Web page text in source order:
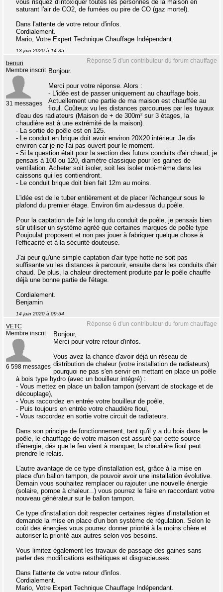
vous risquez d'intoxiquer toutes les personnes de la maison en
saturant l'air de CO2, de fumées ou pire de CO (gaz mortel).
Dans l'attente de votre retour d'infos.
Cordialement.
Mario, Votre Expert Technique Chauffage Indépendant.
13 juin 2020 à 14:35
Réponse 5 d'un contributeur du forum chauffage
benuri
Membre inscrit
31 messages
Bonjour.
Merci pour votre réponse. Alors :
- L'idée est de passer uniquement au chauffage bois.
Actuellement une partie de ma maison est chauffée au
fioul. Coûteux vu les distances parcourues par les tuyaux
d'eau des radiateurs (Maison de + de 300m² sur 3 étages, la
chaudière est à une extrémité de la maison).
- La sortie de poêle est en 125.
- Le conduit en brique doit avoir environ 20X20 intérieur. Je dis
environ car je ne l'ai pas ouvert pour le moment.
- Si la question était pour la section des futurs conduits d'air chaud, je
pensais à 100 ou 120, diamètre classique pour les gaines de
ventilation. Acheter soit isoler, soit les isoler moi-même dans les
caissons qui les contiendront.
- Le conduit brique doit bien fait 12m au moins.
L'idée est de le tuber entièrement et de placer l'échangeur sous le
plafond du premier étage. Environ 6m au-dessus du poêle.
Pour la captation de l'air le long du conduit de poêle, je pensais bien
sûr utiliser un système agréé que certaines marques de poêle type
Poujoulat proposent et non pas jouer à fabriquer quelque chose à
l'efficacité et à la sécurité douteuse.
J'ai peur qu'une simple captation d'air type hotte ne soit pas
suffisante vu les distances à parcourir, ensuite dans les conduits d'air
chaud. De plus, la chaleur directement produite par le poêle chauffe
déjà une bonne partie de l'étage.
Cordialement.
Benjamin
14 juin 2020 à 09:54
Réponse 6 d'un contributeur du forum chauffage
VETC
Membre inscrit
6 598 messages
Bonjour,
Merci pour votre retour d'infos.
Vous avez la chance d'avoir déjà un réseau de
distribution de chaleur (votre installation de radiateurs)
pourquoi ne pas s'en servir en mettant en place un poêle
à bois type hydro (avec un bouilleur intégré) :
- Vous mettez en place un ballon tampon (servant de stockage et de
découplage),
- Vous raccordez en entrée votre bouilleur de poêle,
- Puis toujours en entrée votre chaudière fioul,
- Vous raccordez en sortie votre circuit de radiateurs.
Dans son principe de fonctionnement, tant qu'il y a du bois dans le
poêle, le chauffage de votre maison est assuré par cette source
d'énergie, dés que le feu vient à manquer, la chaudière fioul peut
prendre le relais.
L'autre avantage de ce type d'installation est, grâce à la mise en
place d'un ballon tampon, de pouvoir avoir une installation évolutive.
Demain vous souhaitez remplacer ou rajouter une nouvelle énergie
(solaire, pompe à chaleur...) vous pourrez le faire en raccordant votre
nouveau générateur sur le ballon tampon.
Ce type d'installation doit respecter certaines règles d'installation et
demande la mise en place d'un bon système de régulation. Selon le
coût des énergies vous pourrez donner priorité à la moins chère et
autoriser la priorité aux autres selon vos besoins.
Vous limitez également les travaux de passage des gaines sans
parler des modifications esthétiques et disgracieuses.
Dans l'attente de votre retour d'infos.
Cordialement.
Mario, Votre Expert Technique Chauffage Indépendant.